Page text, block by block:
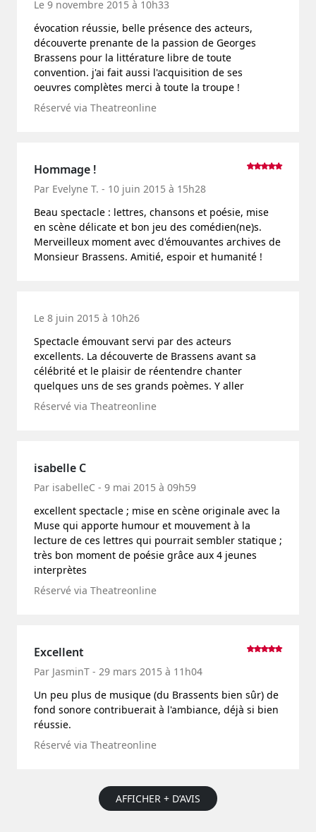
Le 9 novembre 2015 à 10h33
évocation réussie, belle présence des acteurs,
découverte prenante de la passion de Georges
Brassens pour la littérature libre de toute
convention. j'ai fait aussi l'acquisition de ses
oeuvres complètes merci à toute la troupe !
Réservé via Theatreonline
Hommage !
Par Evelyne T. - 10 juin 2015 à 15h28
Beau spectacle : lettres, chansons et poésie, mise
en scène délicate et bon jeu des comédien(ne)s.
Merveilleux moment avec d'émouvantes archives de
Monsieur Brassens. Amitié, espoir et humanité !
Le 8 juin 2015 à 10h26
Spectacle émouvant servi par des acteurs
excellents. La découverte de Brassens avant sa
célébrité et le plaisir de réentendre chanter
quelques uns de ses grands poèmes. Y aller
Réservé via Theatreonline
isabelle C
Par isabelleC - 9 mai 2015 à 09h59
excellent spectacle ; mise en scène originale avec la
Muse qui apporte humour et mouvement à la
lecture de ces lettres qui pourrait sembler statique ;
très bon moment de poésie grâce aux 4 jeunes
interprètes
Réservé via Theatreonline
Excellent
Par JasminT - 29 mars 2015 à 11h04
Un peu plus de musique (du Brassents bien sûr) de
fond sonore contribuerait à l'ambiance, déjà si bien
réussie.
Réservé via Theatreonline
AFFICHER + D’AVIS